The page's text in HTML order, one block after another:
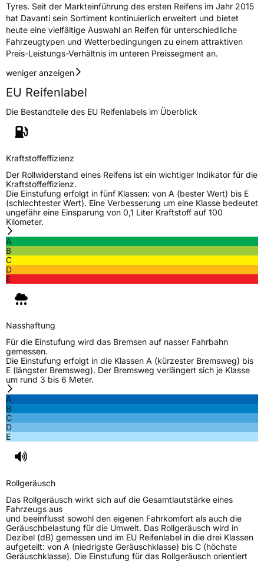
HerstellerkontaktDavanti World B.V., Keizersgrach 62-64 1015
CS Amsterdam Netherlands, info@davanti-
tyres.com
Tyres. Seit der Markteinführung des ersten Reifens im Jahr 2015
hat Davanti sein Sortiment kontinuierlich erweitert und bietet
heute eine vielfältige Auswahl an Reifen für unterschiedliche
Fahrzeugtypen und Wetterbedingungen zu einem attraktiven
Preis-Leistungs-Verhältnis im unteren Preissegment an.
weniger anzeigen
EU Reifenlabel
Die Bestandteile des EU Reifenlabels im Überblick
Kraftstoffeffizienz
Der Rollwiderstand eines Reifens ist ein wichtiger Indikator für die
Kraftstoffeffizienz.
Die Einstufung erfolgt in fünf Klassen: von A (bester Wert) bis E
(schlechtester Wert). Eine Verbesserung um eine Klasse bedeutet
ungefähr eine Einsparung von 0,1 Liter Kraftstoff auf 100
Kilometer.
A
B
C
D
E
Nasshaftung
Für die Einstufung wird das Bremsen auf nasser Fahrbahn
gemessen.
Die Einstufung erfolgt in die Klassen A (kürzester Bremsweg) bis
E (längster Bremsweg). Der Bremsweg verlängert sich je Klasse
um rund 3 bis 6 Meter.
A
B
C
D
E
Rollgeräusch
Das Rollgeräusch wirkt sich auf die Gesamtlautstärke eines
Fahrzeugs aus
und beeinflusst sowohl den eigenen Fahrkomfort als auch die
Geräuschbelastung für die Umwelt. Das Rollgeräusch wird in
Dezibel (dB) gemessen und im EU Reifenlabel in die drei Klassen
aufgeteilt: von A (niedrigste Geräuschklasse) bis C (höchste
Geräuschklasse). Die Einstufung für das Rollgeräusch orientiert